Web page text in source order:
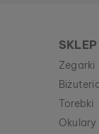
SKLEP
Zegarki
Torebki
Okulary